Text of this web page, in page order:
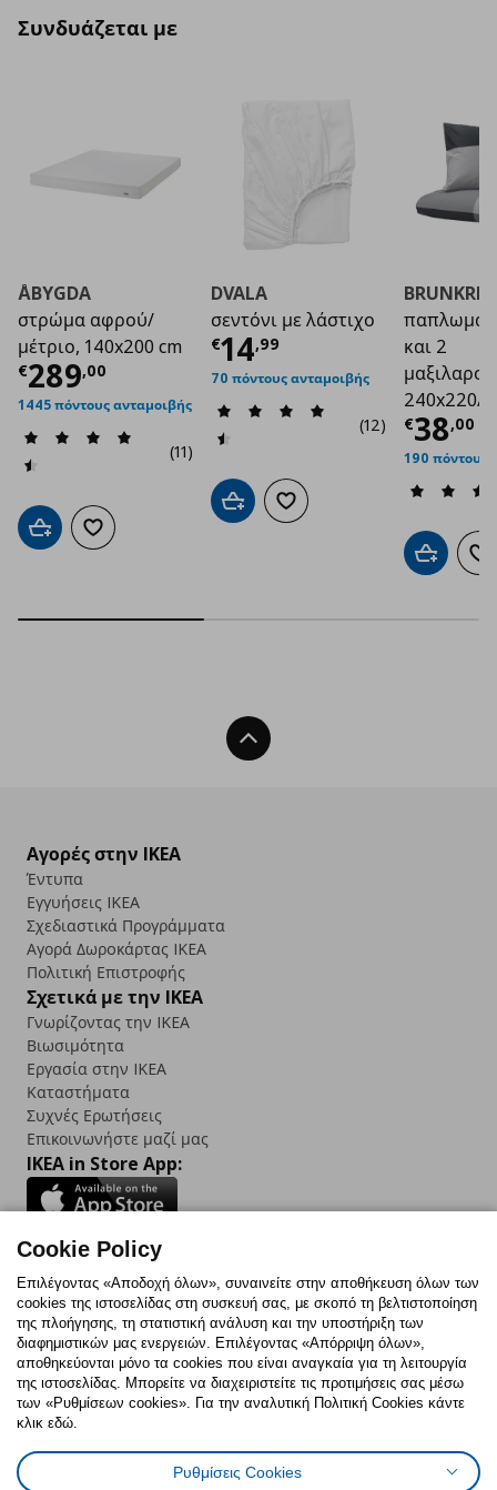
Συνδυάζεται με
ÅBYGDA
στρώμα αφρού/
μέτριο, 140x200 cm
€289,00
Τρέχουσα τιμή€ 289,00
1445 πόντους ανταμοιβής
(11)
Προσθήκη στο καλάθι
Προσθήκη στα αγαπημένα
DVALA
σεντόνι με λάστιχο
€14,99
Τρέχουσα τιμή€
70 πόντους ανταμοιβής
(12)
Προσθήκη στο καλάθι
Προσθήκη στα αγαπημένα
και 2
240x220/
€38,00
190 πόντους
Προσθήκη
Back To Top
Αγορές στην IKEA
Έντυπα
Εγγυήσεις IKEA
Σχεδιαστικά Προγράμματα
Αγορά Δωρoκάρτας IKEA
Πολιτική Επιστροφής
Σχετικά με την IKEA
Γνωρίζοντας την IKEA
Βιωσιμότητα
Εργασία στην IKEA
Καταστήματα
Συχνές Ερωτήσεις
Επικοινωνήστε μαζί μας
IKEA in Store App:
Follow us:
FacebookInstagram
TikTokYoutubePinterestTwitter
Πολιτική CookiesΔήλωση ψηφιακής προσβασιμότητας
Ρυθμίσεις cookiesΌροι Χρήσης
Cookie Policy
Επιλέγοντας «Αποδοχή όλων», συναινείτε στην αποθήκευση όλων των
cookies της ιστοσελίδας στη συσκευή σας, με σκοπό τη βελτιστοποίηση
της πλοήγησης, τη στατιστική ανάλυση και την υποστήριξη των
διαφημιστικών μας ενεργειών. Επιλέγοντας «Απόρριψη όλων»,
αποθηκεύονται μόνο τα cookies που είναι αναγκαία για τη λειτουργία
της ιστοσελίδας. Μπορείτε να διαχειριστείτε τις προτιμήσεις σας μέσω
των «Ρυθμίσεων cookies». Για την αναλυτική Πολιτική Cookies κάντε
κλικ εδώ.
Ρυθμίσεις Cookies